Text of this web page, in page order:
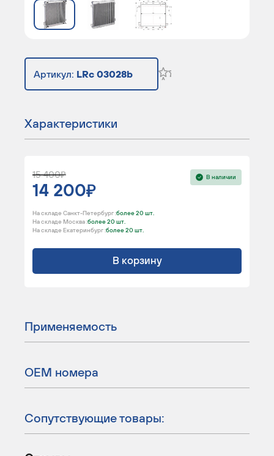
Артикул: LRc 03028b
Характеристики
15 400
14 200
В наличии
На складе Санкт-Петербург :более 20 шт.
На складе Москва :более 20 шт.
На складе Екатеринбург :более 20 шт.
В корзину
Применяемость
ОЕМ номера
Сопутствующие товары: